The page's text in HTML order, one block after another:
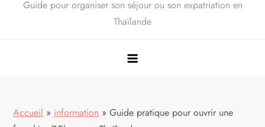
Guide pour organiser son séjour ou son expatriation en
Thaïlande
Accueil » information » Guide pratique pour ouvrir une